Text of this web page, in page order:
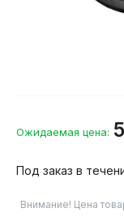
Ожидаемая цена:
Под заказ в
Внимание! Цена